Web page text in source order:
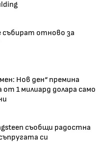
събират отново за
Нов ден“ премина
1 милиард долара само
съобщи радостна
си